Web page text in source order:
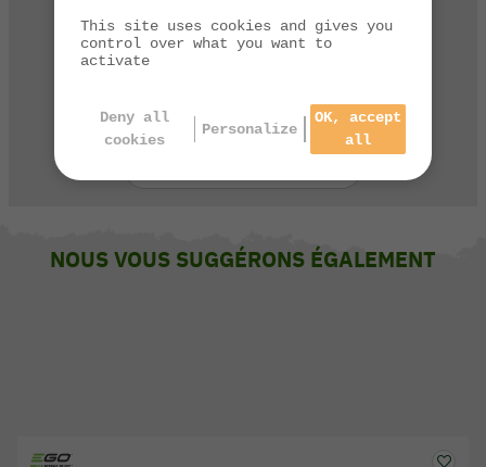
Contactez notre service client
par téléphone de 9h à 13h et de 14h à 17h
03 84 44 67 32
NOUS VOUS SUGGÉRONS ÉGALEMENT
This site uses cookies and gives you
control over what you want to
activate
Deny all
cookies
Personalize
OK, accept
all